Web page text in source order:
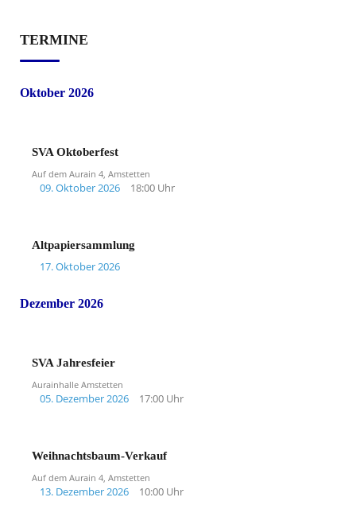
TERMINE
Oktober 2026
SVA Oktoberfest
Auf dem Aurain 4, Amstetten
09. Oktober 2026 18:00 Uhr
Altpapiersammlung
17. Oktober 2026
Dezember 2026
SVA Jahresfeier
Aurainhalle Amstetten
05. Dezember 2026 17:00 Uhr
Weihnachtsbaum-Verkauf
Auf dem Aurain 4, Amstetten
13. Dezember 2026 10:00 Uhr